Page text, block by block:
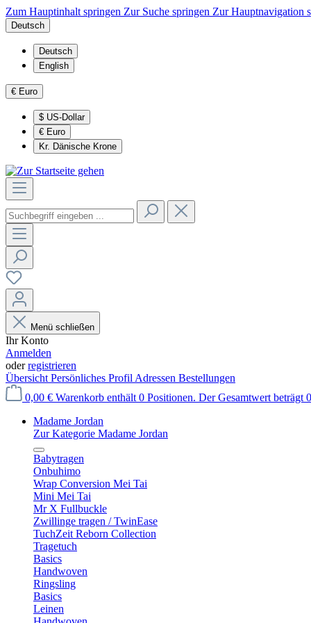
Zum Hauptinhalt springen Zur Suche springen Zur Hauptnavigation
Deutsch
Deutsch
English
€ Euro
$ US-Dollar
€ Euro
Kr. Dänische Krone
Menü schließen
Ihr Konto
Anmelden
oderregistrieren
Übersicht Persönliches Profil Adressen Bestellungen
0,00 € Warenkorb enthält 0 Positionen. Der Gesamtwert beträgt
Madame Jordan
Zur Kategorie Madame Jordan
Babytragen
Onbuhimo
Wrap Conversion Mei Tai
Mini Mei Tai
Mr X Fullbuckle
Zwillinge tragen / TwinEase
TuchZeit Reborn Collection
Tragetuch
Basics
Handwoven
Ringsling
Basics
Leinen